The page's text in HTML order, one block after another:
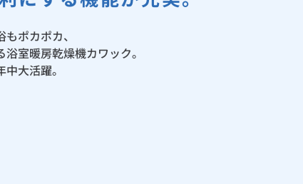
ポカポカ、
室暖房乾燥機カワック。
大活躍。